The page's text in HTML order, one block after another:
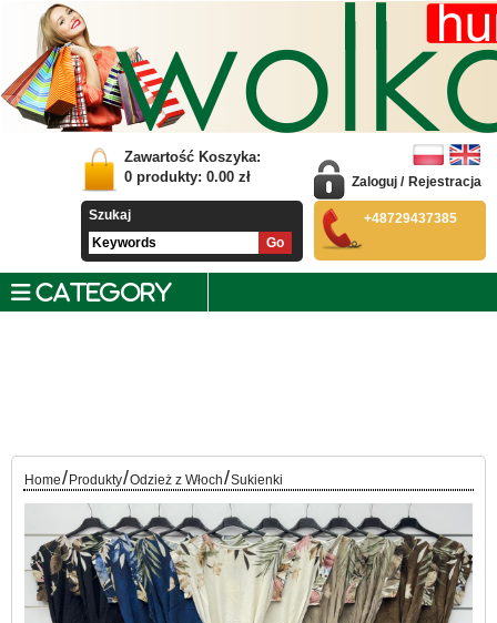
Zawartość Koszyka:
0 produkty: 0.00 zł
Szukaj
Zaloguj / Rejestracja
+48729437385
CATEGORY
Home/ Produkty/Odzież z Włoch/Sukienki